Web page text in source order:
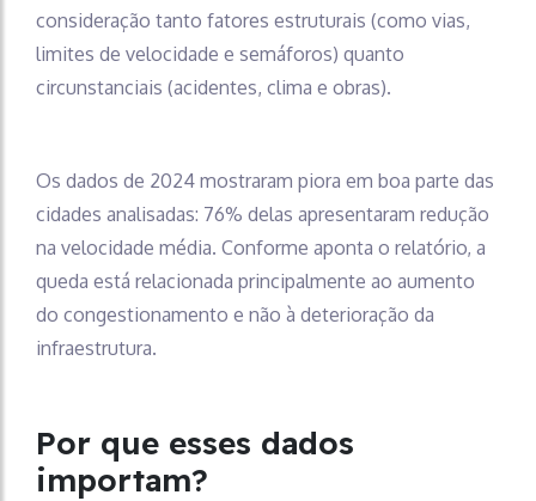
consideração tanto fatores estruturais (como vias,
limites de velocidade e semáforos) quanto
circunstanciais (acidentes, clima e obras).
Os dados de 2024 mostraram piora em boa parte das
cidades analisadas: 76% delas apresentaram redução
na velocidade média. Conforme aponta o relatório, a
queda está relacionada principalmente ao aumento
do congestionamento e não à deterioração da
infraestrutura.
Por que esses dados
importam?